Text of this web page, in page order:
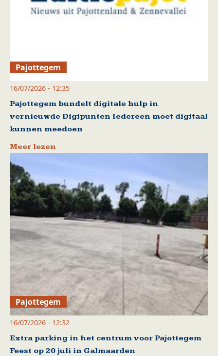
Pajottegem
16/07/2026 - 12:35
Pajottegem bundelt digitale hulp in
vernieuwde Digipunten Iedereen moet digitaal
kunnen meedoen
Meer lezen
Pajottegem
16/07/2026 - 12:32
Extra parking in het centrum voor Pajottegem
Feest op 20 juli in Galmaarden